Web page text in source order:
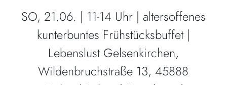
SO, 21.06. | 11-14 Uhr | altersoffenes
kunterbuntes Frühstücksbuffet |
Lebenslust Gelsenkirchen,
Wildenbruchstraße 13, 45888